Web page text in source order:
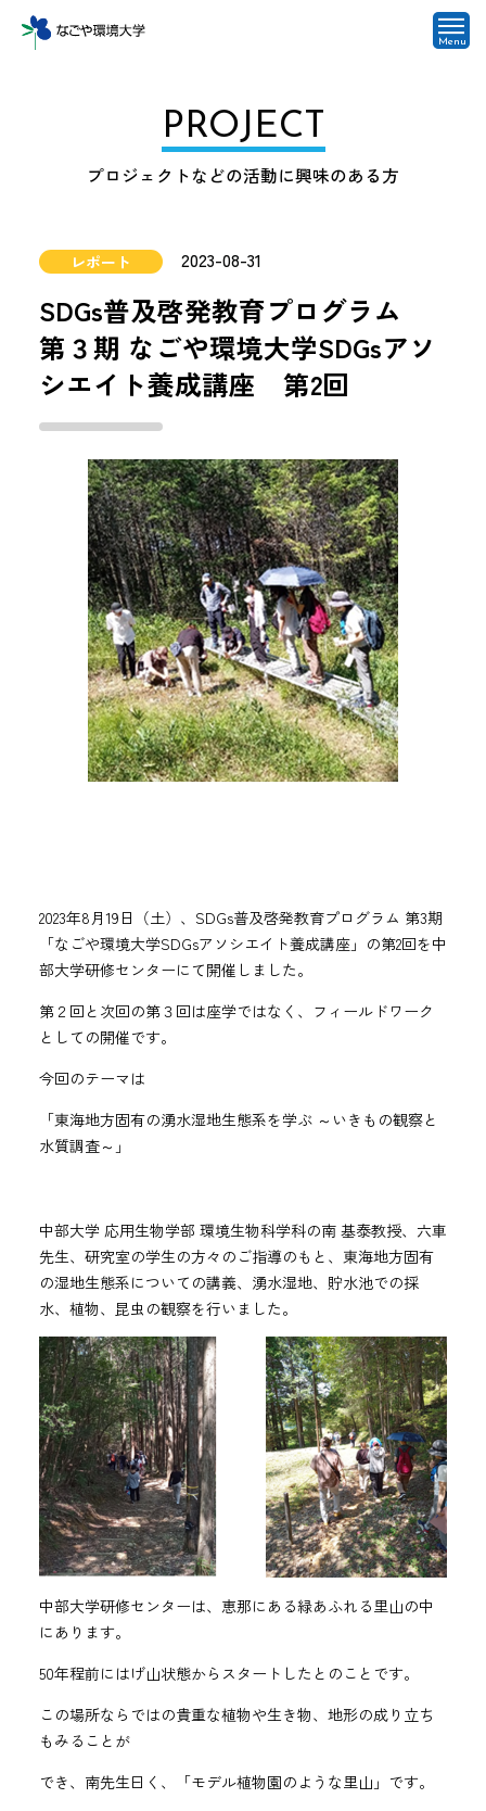
Menu
PROJECT
プロジェクトなどの活動に興味のある方
SDGs普及啓発教育プログラム
第３期 なごや環境大学SDGsアソ
シエイト養成講座 第2回
レポート 2023-08-31
2023年8月19日（土）、SDGs普及啓発教育プログラム 第3期
「なごや環境大学SDGsアソシエイト養成講座」の第2回を中
部大学研修センターにて開催しました。
第２回と次回の第３回は座学ではなく、フィールドワーク
としての開催です。
今回のテーマは
「東海地方固有の湧水湿地生態系を学ぶ ～いきもの観察と
水質調査～」
中部大学 応用生物学部 環境生物科学科の南 基泰教授、六車
先生、研究室の学生の方々のご指導のもと、東海地方固有
の湿地生態系についての講義、湧水湿地、貯水池での採
水、植物、昆虫の観察を行いました。
中部大学研修センターは、恵那にある緑あふれる里山の中
にあります。
50年程前にはげ山状態からスタートしたとのことです。
この場所ならではの貴重な植物や生き物、地形の成り立ち
もみることが
でき、南先生曰く、「モデル植物園のような里山」です。